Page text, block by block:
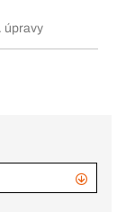
úpravy